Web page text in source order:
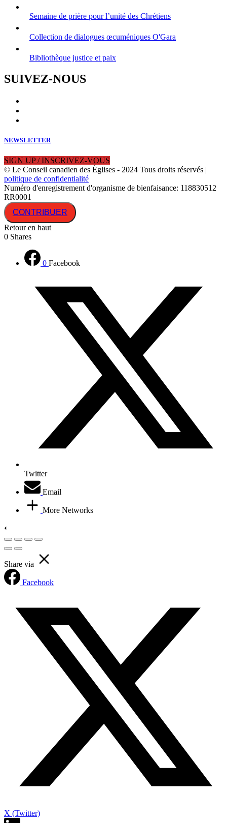
Semaine de prière pour l’unité des Chrétiens
Collection de dialogues œcuméniques O'Gara
Bibliothèque justice et paix
SUIVEZ-NOUS
NEWSLETTER
SIGN UP / INSCRIVEZ-VOUS
© Le Conseil canadien des Églises - 2024 Tous droits réservés |
politique de confidentialité
Numéro d'enregistrement d'organisme de bienfaisance: 118830512
RR0001
CONTRIBUER
Retour en haut
0 Shares
0 Facebook
Twitter
Email
More Networks
Share via
Facebook
X (Twitter)